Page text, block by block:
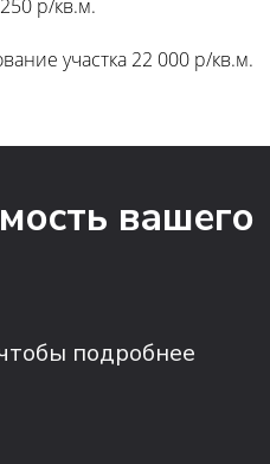
р/кв.м.
участка 22 000 р/кв.м.
вашего
подробнее